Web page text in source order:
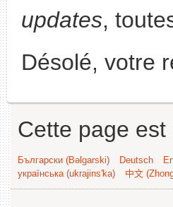
updates,
Désolé, votre
Cette page
Български (Bəlgarski) Deutsch
українська (ukrajins'ka)
中文